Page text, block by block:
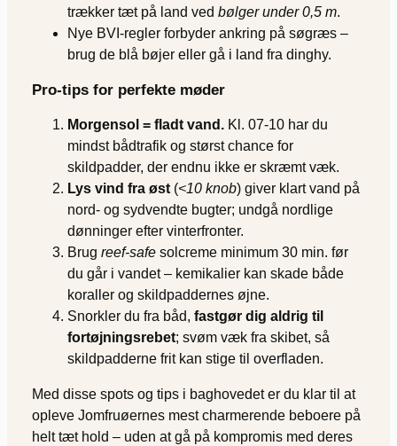
trækker tæt på land ved bølger under 0,5 m.
Nye BVI-regler forbyder ankring på søgræs –
brug de blå bøjer eller gå i land fra dinghy.
Pro-tips for perfekte møder
Morgensol = fladt vand. Kl. 07-10 har du
mindst bådtrafik og størst chance for
skildpadder, der endnu ikke er skræmt væk.
Lys vind fra øst (<10 knob) giver klart vand på
nord- og sydvendte bugter; undgå nordlige
dønninger efter vinterfronter.
Brug reef-safe solcreme minimum 30 min. før
du går i vandet – kemikalier kan skade både
koraller og skildpaddernes øjne.
Snorkler du fra båd, fastgør dig aldrig til
fortøjningsrebet; svøm væk fra skibet, så
skildpadderne frit kan stige til overfladen.
Med disse spots og tips i baghovedet er du klar til at
opleve Jomfruøernes mest charmerende beboere på
helt tæt hold – uden at gå på kompromis med deres